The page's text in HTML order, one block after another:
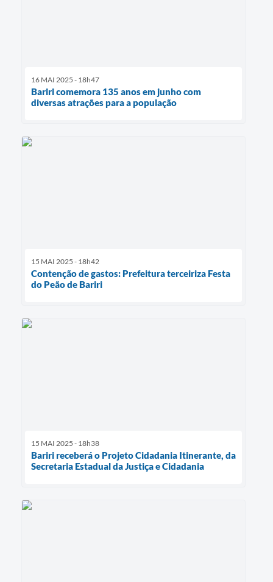
16 MAI 2025 - 18h47
Bariri comemora 135 anos em junho com
diversas atrações para a população
15 MAI 2025 - 18h42
Contenção de gastos: Prefeitura terceiriza Festa
do Peão de Bariri
15 MAI 2025 - 18h38
Bariri receberá o Projeto Cidadania Itinerante, da
Secretaria Estadual da Justiça e Cidadania